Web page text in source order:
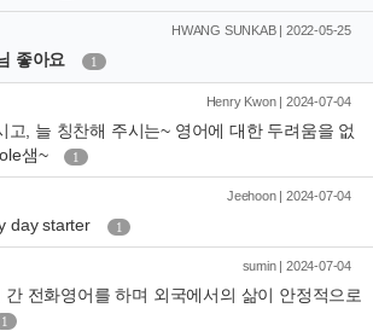
HWANG SUNKAB | 2022-05-25
좋아요 1
Henry Kwon | 2024-07-04
고, 늘 칭찬해 주시는~ 영어에 대한 두려움을 없
샘~
1
Jeehoon | 2024-07-04
day starter 1
sumin | 2024-07-04
간 전화영어를 하며 외국에서의 삶이 안정적으로
1